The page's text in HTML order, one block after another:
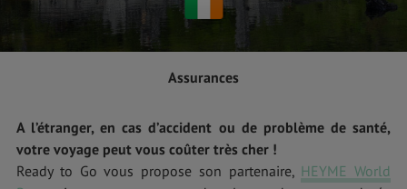
Assurances
A l’étranger, en cas d’accident ou de problème de santé,
votre voyage peut vous coûter très cher !
Ready to Go vous propose son partenaire, HEYME World